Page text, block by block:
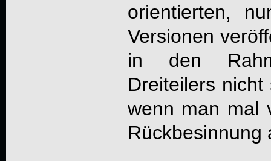
orientierten,
Versionen
in den
Dreiteilers
wenn man mal
Rückbesinnung